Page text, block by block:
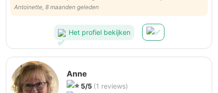
got home, the children were bathed, fed and fast asleep. Hilde is calm
and reassuring for the children. And her experience working with
Antoinette, 8 maanden geleden
Het profiel bekijken
Anne
5/5 (1 reviews)